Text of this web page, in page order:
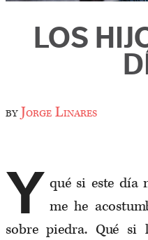
LOS
byJorge Linares
Y qué si este día
me he
sobre piedra. Qué si